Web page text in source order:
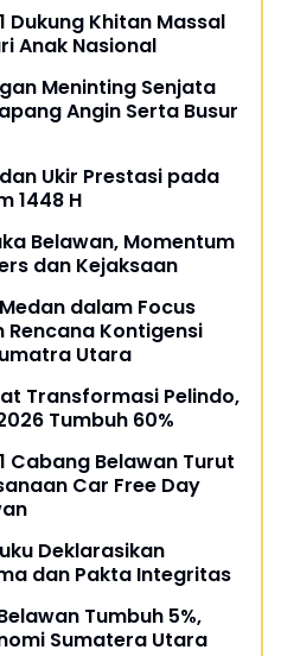
Dukung Khitan Massal
Anak Nasional
Meninting Senjata
Angin Serta Busur
Ukir Prestasi pada
1448 H
Belawan, Momentum
dan Kejaksaan
dalam Focus
Rencana Kontigensi
Utara
Transformasi Pelindo,
Tumbuh 60%
Cabang Belawan Turut
Car Free Day
Deklarasikan
dan Pakta Integritas
Tumbuh 5%,
Sumatera Utara